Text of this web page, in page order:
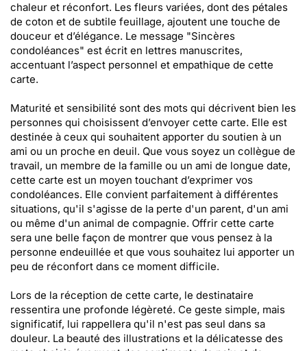
chaleur et réconfort. Les fleurs variées, dont des pétales
de coton et de subtile feuillage, ajoutent une touche de
douceur et d’élégance. Le message "Sincères
condoléances" est écrit en lettres manuscrites,
accentuant l’aspect personnel et empathique de cette
carte.
Maturité et sensibilité sont des mots qui décrivent bien les
personnes qui choisissent d’envoyer cette carte. Elle est
destinée à ceux qui souhaitent apporter du soutien à un
ami ou un proche en deuil. Que vous soyez un collègue de
travail, un membre de la famille ou un ami de longue date,
cette carte est un moyen touchant d’exprimer vos
condoléances. Elle convient parfaitement à différentes
situations, qu'il s'agisse de la perte d'un parent, d'un ami
ou même d'un animal de compagnie. Offrir cette carte
sera une belle façon de montrer que vous pensez à la
personne endeuillée et que vous souhaitez lui apporter un
peu de réconfort dans ce moment difficile.
Lors de la réception de cette carte, le destinataire
ressentira une profonde légèreté. Ce geste simple, mais
significatif, lui rappellera qu'il n'est pas seul dans sa
douleur. La beauté des illustrations et la délicatesse des